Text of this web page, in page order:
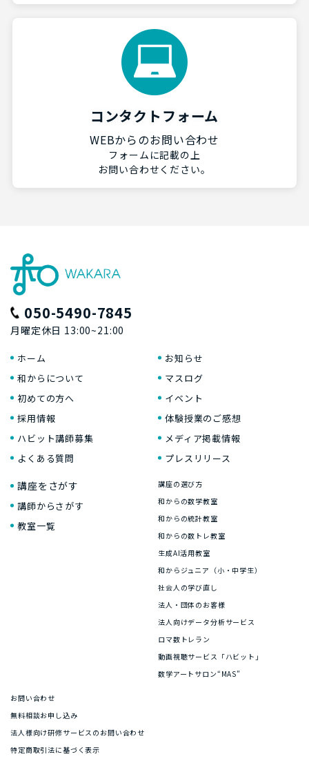
コンタクトフォーム
WEBからのお問い合わせ
フォームに記載の上
お問い合わせください。
050-5490-7845
月曜定休日 13:00~21:00
ホーム
和からについて
初めての方へ
採用情報
ハビット講師募集
よくある質問
お知らせ
マスログ
イベント
体験授業のご感想
メディア掲載情報
プレスリリース
講座をさがす
講師からさがす
教室一覧
講座の選び方
和からの数学教室
和からの統計教室
和からの数トレ教室
生成AI活用教室
和からジュニア（小・中学生）
社会人の学び直し
法人・団体のお客様
法人向けデータ分析サービス
ロマ数トレラン
動画視聴サービス「ハビット」
数学アートサロン“MAS”
お問い合わせ
無料相談お申し込み
法人様向け研修サービスのお問い合わせ
特定商取引法に基づく表示